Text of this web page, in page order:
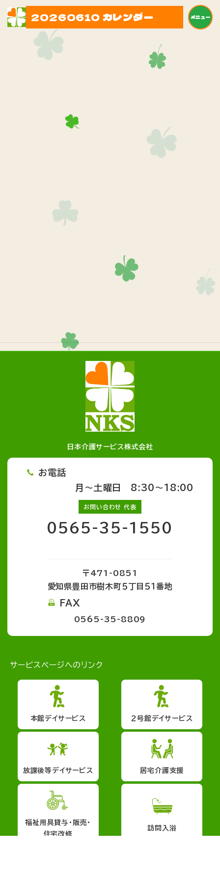
20260610 カレンダー メニュー
日本介護サービス株式会社
お電話
月～土曜日 8:30～18:00
お問い合わせ 代表
0565-35-1550
〒471-0851
愛知県豊田市樹木町５丁目５１番地
FAX
0565-35-8809
サービスページへのリンク
本館デイサービス ２号館デイサービス
放課後等デイサービス 居宅介護支援
福祉用具貸与・販売・
住宅改修
訪問入浴